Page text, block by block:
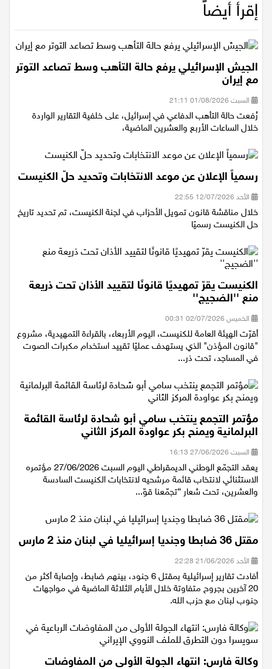
إقرأ أيضاً
الجيش الإسرائيلي يرفع حالة التأهب وسط تصاعد التوتر
مع إيران
السبت 01/08/2026 21:11
رُفعت حالة التأهب الدفاعي في إسرائيل، على خلفية التقارير الواردة
رسمياً الإعلان عن موعد الانتخابات وتحديد حلّ الكنيست
الأحد 12/07/2026 22:55
خلال مناقشة قانون تمويل الأحزاب في لجنة الكنيست، تم تحديد تاريخ
الكنيست يقرّ تمهيديًا قانونًا لتقييد الأذان تحت ذريعة
منع ''الضجيج''
الخميس 02/07/2026 00:31
أقرّت الهيئة العامة للكنيست، اليوم الأربعاء، بالقراءة التمهيدية، مشروع
"قانون المؤذن" الذي يستهدف عمليًا تقييد استخدام مكبرات الصوت
مؤتمر التجمع ينتخب سامي أبو شحادة لرئاسة القائمة
البرلمانية ويمنح بكر عواودة المركز الثاني
السبت 27/06/2026 16:13
يعقد التجمّع الوطني الديمقراطي اليوم السبت 27/06/2026 مؤتمره
الاستثنائي لانتخاب قائمة مرشحيه لانتخابات الكنيست السادسة
مقتل 36 ضابطا وجنديا إسرائيليا في لبنان منذ 2 مارس
الأحد 21/06/2026 22:28
أفادت تقارير إسرائيلية بمقتل 6 جنود، بينهم ضابط، وإصابة أكثر من
20 آخرين بجروح متفاوتة خلال الأيام الثلاثة الماضية في مواجهات